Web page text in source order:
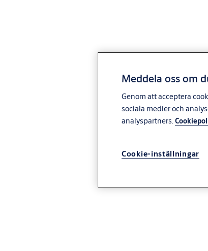
Meddela oss om
Genom att acceptera
sociala medier och
analyspartners.
Cookie-inställningar